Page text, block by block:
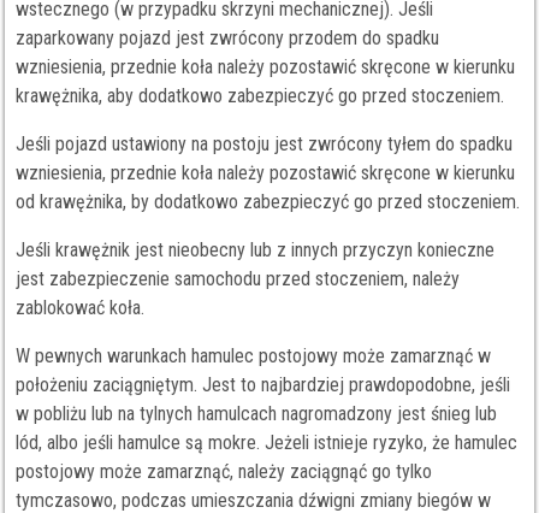
wstecznego (w przypadku skrzyni mechanicznej). Jeśli
zaparkowany pojazd jest zwrócony przodem do spadku
wzniesienia, przednie koła należy pozostawić skręcone w kierunku
krawężnika, aby dodatkowo zabezpieczyć go przed stoczeniem.
Jeśli pojazd ustawiony na postoju jest zwrócony tyłem do spadku
wzniesienia, przednie koła należy pozostawić skręcone w kierunku
od krawężnika, by dodatkowo zabezpieczyć go przed stoczeniem.
Jeśli krawężnik jest nieobecny lub z innych przyczyn konieczne
jest zabezpieczenie samochodu przed stoczeniem, należy
zablokować koła.
W pewnych warunkach hamulec postojowy może zamarznąć w
położeniu zaciągniętym. Jest to najbardziej prawdopodobne, jeśli
w pobliżu lub na tylnych hamulcach nagromadzony jest śnieg lub
lód, albo jeśli hamulce są mokre. Jeżeli istnieje ryzyko, że hamulec
postojowy może zamarznąć, należy zaciągnąć go tylko
tymczasowo, podczas umieszczania dźwigni zmiany biegów w